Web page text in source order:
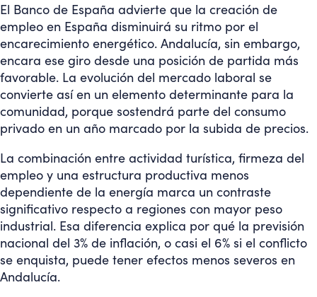
El Banco de España advierte que la creación de
empleo en España disminuirá su ritmo por el
encarecimiento energético. Andalucía, sin embargo,
encara ese giro desde una posición de partida más
favorable. La evolución del mercado laboral se
convierte así en un elemento determinante para la
comunidad, porque sostendrá parte del consumo
privado en un año marcado por la subida de precios.
La combinación entre actividad turística, firmeza del
empleo y una estructura productiva menos
dependiente de la energía marca un contraste
significativo respecto a regiones con mayor peso
industrial. Esa diferencia explica por qué la previsión
nacional del 3% de inflación, o casi el 6% si el conflicto
se enquista, puede tener efectos menos severos en
Andalucía.